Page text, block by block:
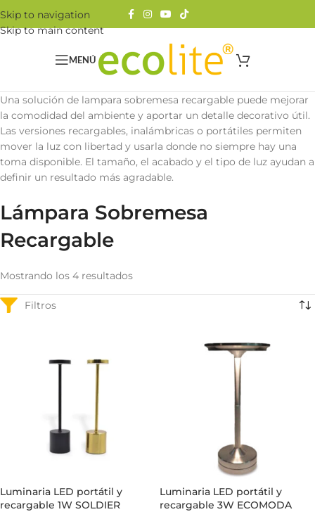
Skip to navigation
Skip to main content
MENÚ
Una solución de lampara sobremesa recargable puede mejorar
la comodidad del ambiente y aportar un detalle decorativo útil.
Las versiones recargables, inalámbricas o portátiles permiten
mover la luz con libertad y usarla donde no siempre hay una
toma disponible. El tamaño, el acabado y el tipo de luz ayudan a
definir un resultado más agradable.
Lámpara Sobremesa
Recargable
Mostrando los 4 resultados
Luminaria LED portátil y
recargable 1W SOLDIER
Luminaria LED portátil y
recargable 3W ECOMODA